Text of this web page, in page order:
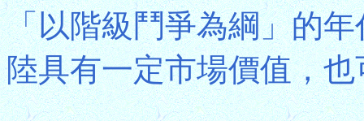
「以階級鬥爭為綱」的
陸具有一定市場價值，